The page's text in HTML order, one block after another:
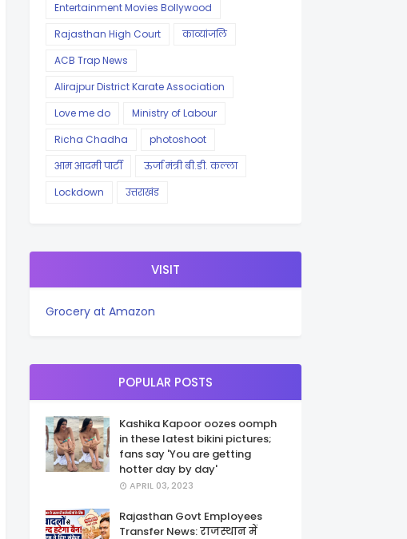
Entertainment Movies Bollywood
Rajasthan High Court
काव्यांजलि
ACB Trap News
Alirajpur District Karate Association
Love me do
Ministry of Labour
Richa Chadha
photoshoot
आम आदमी पार्टी
ऊर्जा मंत्री बी.डी. कल्ला
Lockdown
उत्तराखंड
VISIT
Grocery at Amazon
POPULAR POSTS
Kashika Kapoor oozes oomph
in these latest bikini pictures;
fans say 'You are getting
hotter day by day'
APRIL 03, 2023
Rajasthan Govt Employees
Transfer News: राजस्थान में